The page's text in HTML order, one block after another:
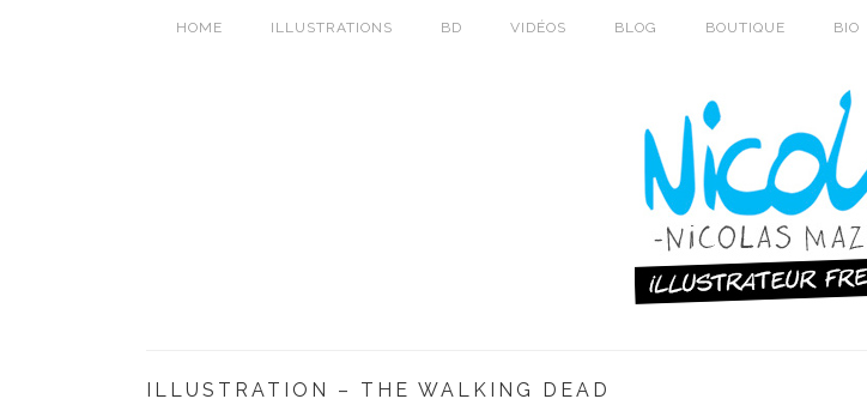
HOME ILLUSTRATIONS BD VIDÉOS BLOG BOUTIQUE BIO
ILLUSTRATION – THE WALKING DEAD